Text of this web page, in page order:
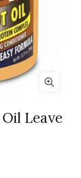
Leave